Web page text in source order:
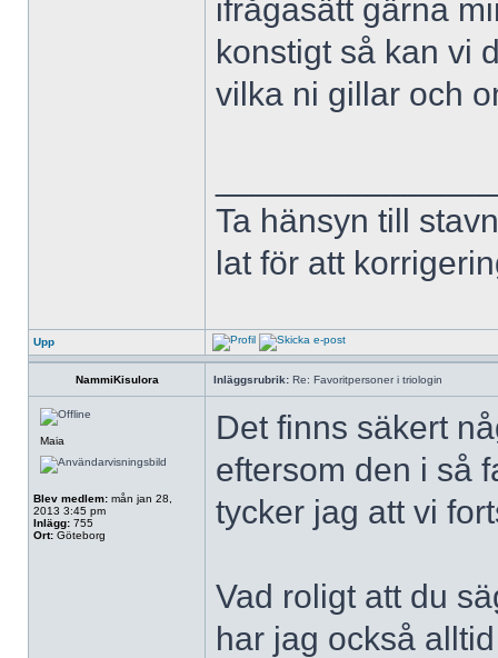
ifrågasätt gärna
konstigt så kan vi
vilka ni gillar och
Ta hänsyn till
lat för att
Upp
NammiKisulora Inläggsrubrik: Re: Favoritpersoner i triologin
Maia
Blev medlem: mån jan 28,
2013 3:45 pm
Inlägg: 755
Ort: Göteborg
Det finns säkert
eftersom den i så
tycker jag att vi
Vad roligt att du
har jag också